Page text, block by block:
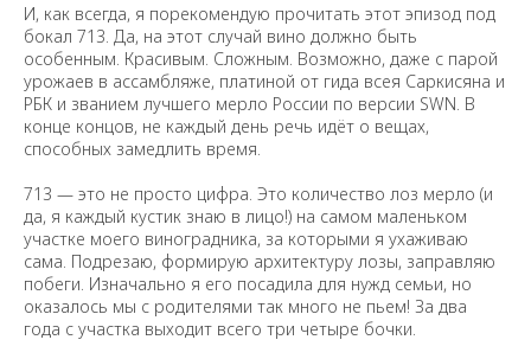
И, как всегда, я порекомендую прочитать этот эпизод под
бокал 713. Да, на этот случай вино должно быть
особенным. Красивым. Сложным. Возможно, даже с парой
урожаев в ассамбляже, платиной от гида всея Саркисяна и
РБК и званием лучшего мерло России по версии SWN. В
конце концов, не каждый день речь идёт о вещах,
способных замедлить время.
713 — это не просто цифра. Это количество лоз мерло (и
да, я каждый кустик знаю в лицо!) на самом маленьком
участке моего виноградника, за которыми я ухаживаю
сама. Подрезаю, формирую архитектуру лозы, заправляю
побеги. Изначально я его посадила для нужд семьи, но
оказалось мы c родителями так много не пьем! За два
года c участка выходит всего три четыре бочки.